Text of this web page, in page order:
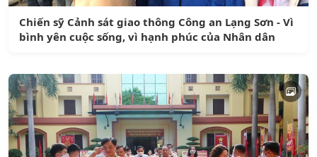
Chiến sỹ Cảnh sát giao thông Công an Lạng Sơn - Vì
bình yên cuộc sống, vì hạnh phúc của Nhân dân